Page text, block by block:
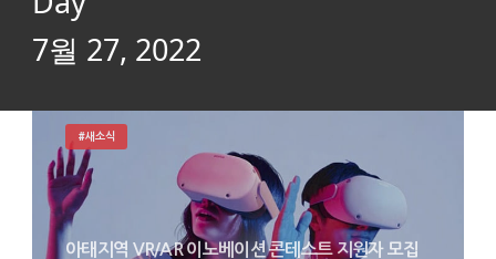
7월 27, 2022
아태지역 VR/AR 이노베이션 콘테스트 지원자 모집
#새소식